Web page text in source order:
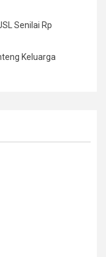
Senilai Rp
Keluarga